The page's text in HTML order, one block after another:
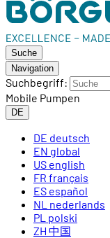
Suche
Navigation
Suchbegriff:
Mobile Pumpen
DE
DE deutsch
EN global
US english
FR français
ES español
NL nederlands
PL polski
ZH 中国